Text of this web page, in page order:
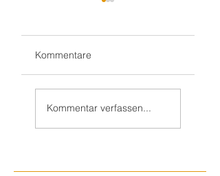
HENRIK im
„Weinheimer
Wohnzimmer“ -
Kommentare
Kommentar verfassen...